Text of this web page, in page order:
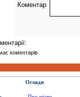
Коментар
коментарів
Огляди